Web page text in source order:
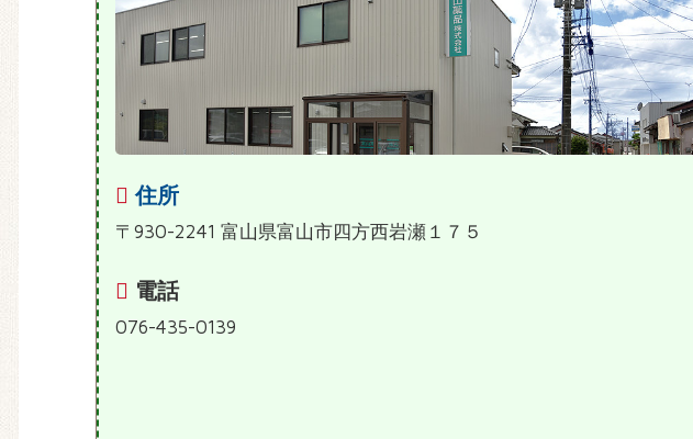
住所
〒930-2241 富山県富山市四方西岩瀬１７５
電話
076-435-0139